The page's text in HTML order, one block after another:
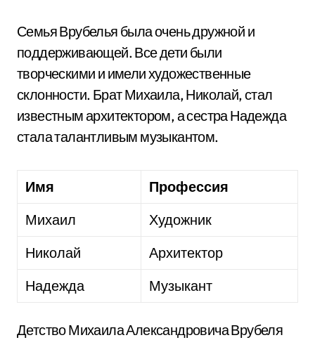
Семья Врубелья была очень дружной и
поддерживающей. Все дети были
творческими и имели художественные
склонности. Брат Михаила, Николай, стал
известным архитектором, а сестра Надежда
стала талантливым музыкантом.
Имя
Профессия
Михаил
Художник
Николай
Архитектор
Надежда
Музыкант
Детство Михаила Александровича Врубеля